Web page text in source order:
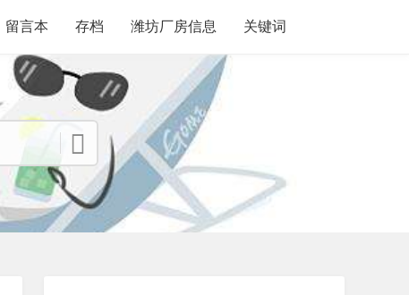
留言本 存档 潍坊厂房信息 关键词